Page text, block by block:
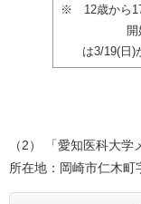
※ 12歳から
開
は3/19(日)
（2） 「愛知医科大
所在地：岡崎市仁木町